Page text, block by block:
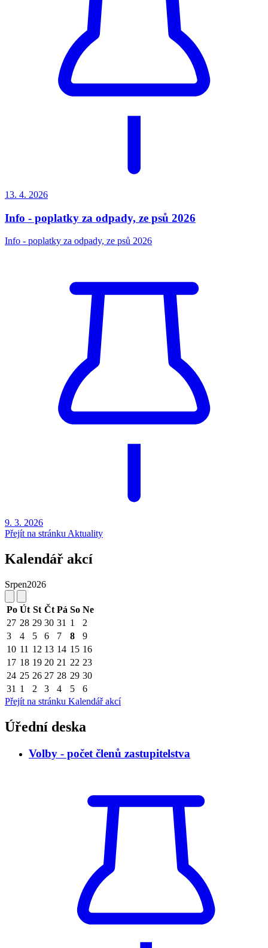
13. 4. 2026
Info - poplatky za odpady, ze psů 2026
Info - poplatky za odpady, ze psů 2026
9. 3. 2026
Přejít na stránku Aktuality
Kalendář akcí
Srpen2026
Po Út St Čt Pá So Ne
27 28 29 30 31 1
2
3
4 5 6 7 8
9
10 11 12 13 14 15 16
17 18 19 20 21 22 23
24 25 26 27 28 29 30
31 1 2 3 4 5
6
Přejít na stránku Kalendář akcí
Úřední deska
Volby - počet členů zastupitelstva